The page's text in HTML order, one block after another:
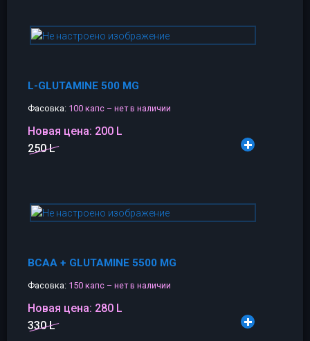
L-GLUTAMINE 500 MG
Фасовка: 100 капс – нет в наличии
Новая цена: 200 L
250 L
BCAA + GLUTAMINE 5500 MG
Фасовка: 150 капс – нет в наличии
Новая цена: 280 L
330 L